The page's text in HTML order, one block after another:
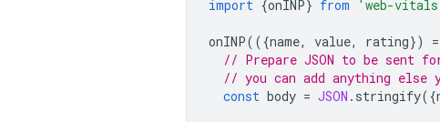
import {onINP} from 'web-
onINP(({name, value, rating}) =
// Prepare JSON to be sent
// you can add anything
const body = JSON . stringify({